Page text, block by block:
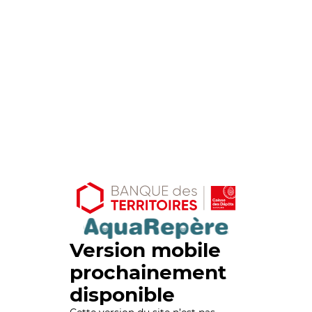
Version mobile
prochainement
disponible